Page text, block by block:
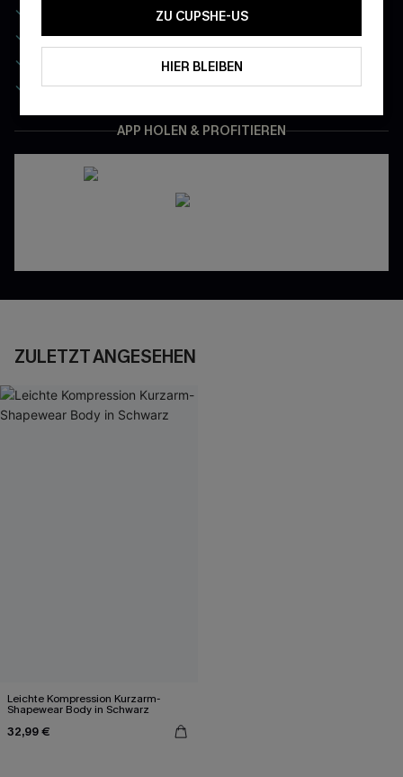
-10% ohne MBW auf Ihre erste Bestellung
Exklusiv: Ihr monatlicher Mitgliedertag
Gratis Versand für NeukundInnen
APP HOLEN & PROFITIEREN
ZULETZT ANGESEHEN
Leichte Kompression Kurzarm-
Shapewear Body in Schwarz
32,99 €
ZU CUPSHE-US
HIER BLEIBEN